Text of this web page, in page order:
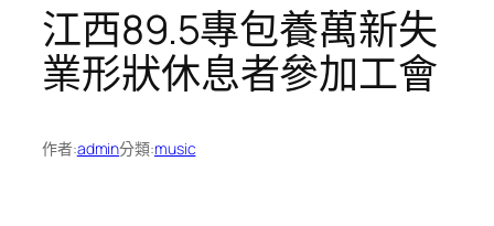
江西89.5專包養萬新失
業形狀休息者參加工會
作者:admin分類:music